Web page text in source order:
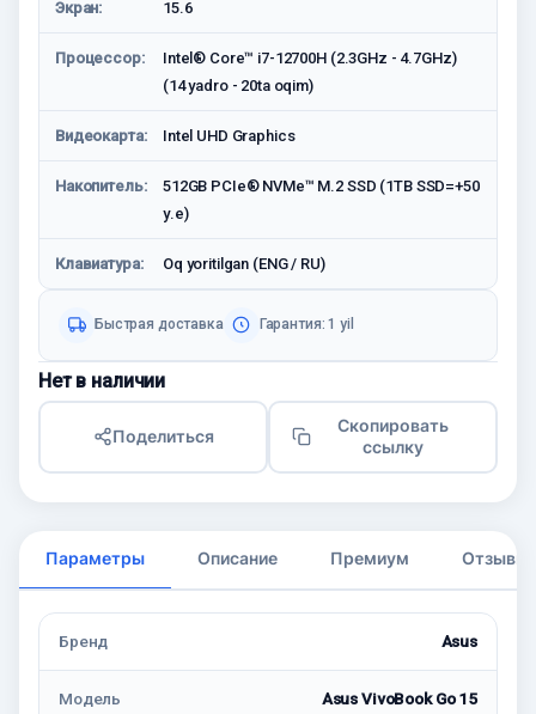
Экран: 15.6
Процессор:
Intel® Core™ i7-12700H (2.3GHz - 4.7GHz)
(14 yadro - 20ta oqim)
Видеокарта: Intel UHD Graphics
Накопитель:
512GB PCIe® NVMe™ M.2 SSD (1TB SSD=+50
у.е)
Клавиатура: Oq yoritilgan (ENG / RU)
Быстрая доставка Гарантия: 1 yil
Нет в наличии
Поделиться
Скопировать
ссылку
Параметры Описание Премиум Отзывы
Бренд Asus
Модель
Asus VivoBook Go 15